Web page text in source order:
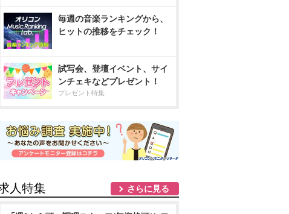
毎週の音楽ランキングから、
ヒットの推移をチェック！
試写会、登壇イベント、サイ
ンチェキなどプレゼント！
プレゼント特集
人特集 さらに見る